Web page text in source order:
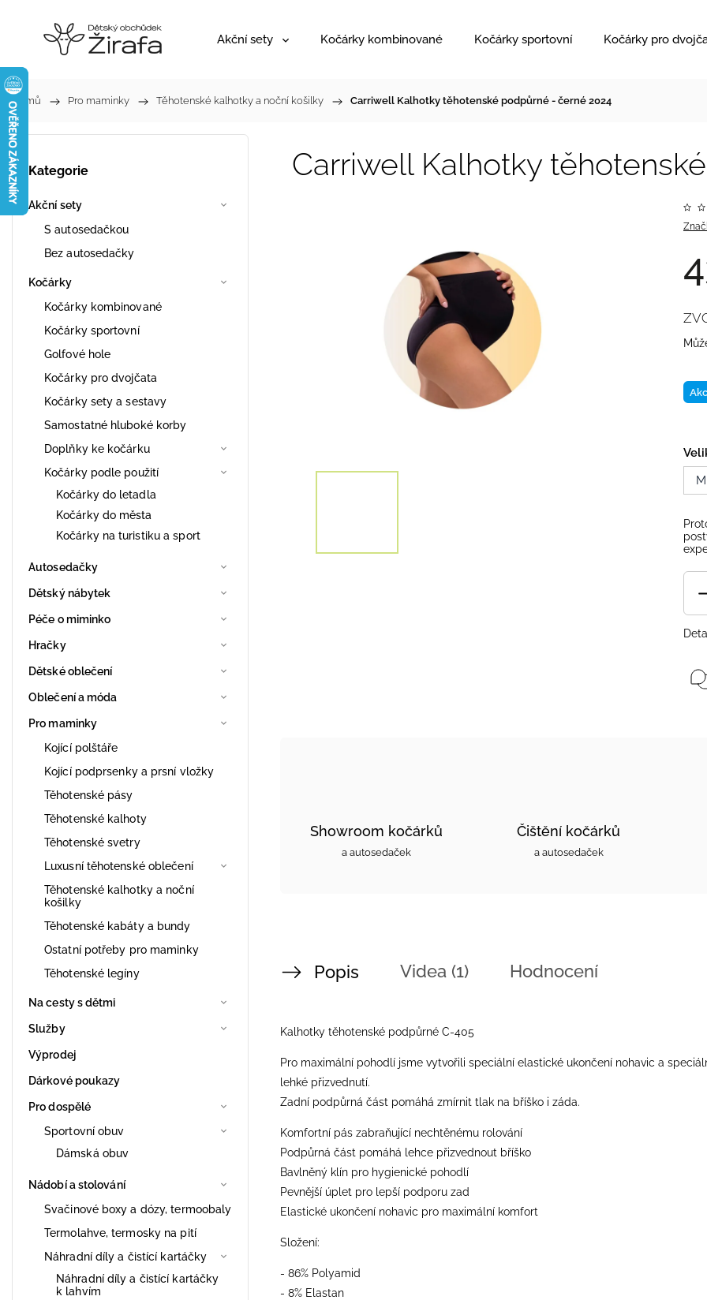
Akční sety Kočárky kombinované Kočárky sportovní Kočárky pro
Domů / Pro maminky / Těhotenské kalhotky a noční košilky / Carriwell Kalhotky těhotenské podpůrné - černé 2024
Kategorie
Akční sety
S autosedačkou
Bez autosedačky
Kočárky
Kočárky kombinované
Kočárky sportovní
Golfové hole
Kočárky pro dvojčata
Kočárky sety a sestavy
Samostatné hluboké korby
Doplňky ke kočárku
Kočárky podle použití
Kočárky do letadla
Kočárky do města
Kočárky na turistiku a sport
Autosedačky
Dětský nábytek
Péče o miminko
Hračky
Dětské oblečení
Oblečení a móda
Pro maminky
Kojící polštáře
Kojící podprsenky a prsní vložky
Těhotenské pásy
Těhotenské kalhoty
Těhotenské svetry
Luxusní těhotenské oblečení
Těhotenské kalhotky a noční
košilky
Těhotenské kabáty a bundy
Ostatní potřeby pro maminky
Těhotenské legíny
Na cesty s dětmi
Služby
Výprodej
Dárkové poukazy
Pro dospělé
Sportovní obuv
Dámská obuv
Nádobí a stolování
Svačinové boxy a dózy, termoobaly
Termolahve, termosky na pití
Náhradní díly a čistící kartáčky
Náhradní díly a čistící kartáčky
k lahvím
Carriwell Kalhotky
M
Showroom kočárků
a autosedaček
Čištění kočárků
a autosedaček
Popis Videa (1) Hodnocení
Kalhotky těhotenské podpůrné C-405
Pro maximální pohodlí jsme vytvořili speciální elastické ukončení nohavic a
lehké přizvednutí.
Zadní podpůrná část pomáhá zmírnit tlak na bříško i záda.
Komfortní pás zabraňující nechtěnému rolování
Podpůrná část pomáhá lehce přizvednout bříško
Bavlněný klín pro hygienické pohodlí
Pevnější úplet pro lepší podporu zad
Elastické ukončení nohavic pro maximální komfort
Složení:
- 86% Polyamid
- 8% Elastan